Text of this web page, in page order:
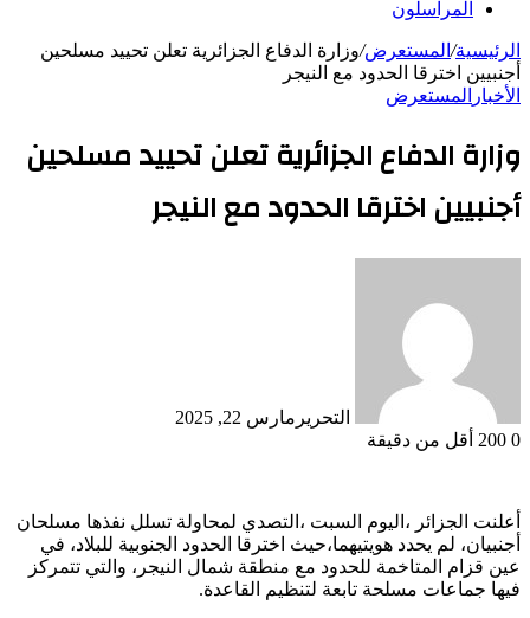
المراسلون
الرئيسية/ المستعرض/وزارة الدفاع الجزائرية تعلن تحييد مسلحين
أجنبيين اخترقا الحدود مع النيجر
الأخبار المستعرض
وزارة الدفاع الجزائرية تعلن تحييد مسلحين
أجنبيين اخترقا الحدود مع النيجر
التحرير مارس 22, 2025
0
أقل من دقيقة
أعلنت الجزائر ،اليوم السبت ،التصدي لمحاولة تسلل نفذها مسلحان
أجنبيان، لم يحدد هويتيهما،حيث اخترقا الحدود الجنوبية للبلاد، في
عين قزام المتاخمة للحدود مع منطقة شمال النيجر، والتي تتمركز
فيها جماعات مسلحة تابعة لتنظيم القاعدة.